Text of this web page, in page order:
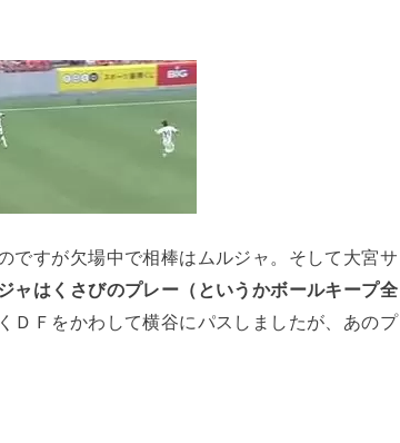
ですが欠場中で相棒はムルジャ。そして大宮サ
ャはくさびのプレー（というかボールキープ全
ＤＦをかわして横谷にパスしましたが、あのプ